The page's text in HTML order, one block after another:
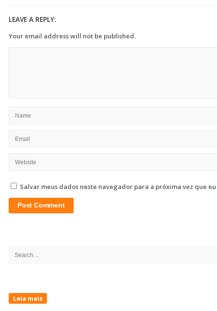
LEAVE A REPLY:
Your email address will not be published.
Salvar meus dados neste navegador para a próxima vez que
Search
Leia mais